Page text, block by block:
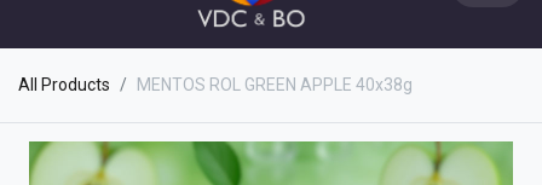
All Products MENTOS ROL GREEN APPLE 40x38g